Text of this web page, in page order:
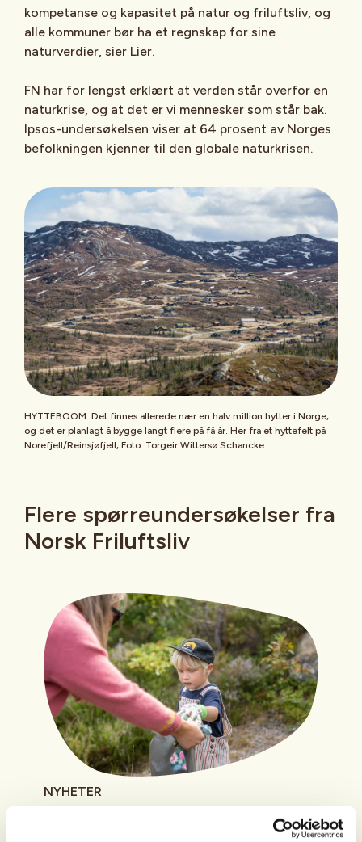
kompetanse og kapasitet på natur og friluftsliv, og
alle kommuner bør ha et regnskap for sine
naturverdier, sier Lier.
FN har for lengst erklært at verden står overfor en
naturkrise, og at det er vi mennesker som står bak.
Ipsos-undersøkelsen viser at 64 prosent av Norges
befolkningen kjenner til den globale naturkrisen.
HYTTEBOOM: Det finnes allerede nær en halv million hytter i Norge,
og det er planlagt å bygge langt flere på få år. Her fra et hyttefelt på
Norefjell/Reinsjøfjell, Foto: Torgeir Wittersø Schancke
Flere spørreundersøkelser fra
Norsk Friluftsliv
NYHETER
Dette irriterer nordmenn mest